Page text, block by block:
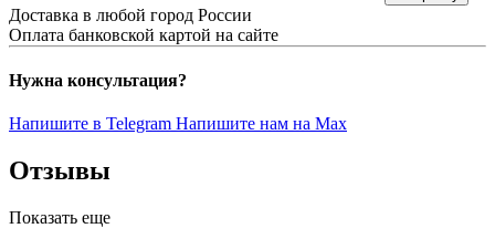
Доставка в любой город России
Оплата банковской картой на сайте
Нужна консультация?
Напишите в Telegram Напишите нам на Max
Отзывы
Показать еще